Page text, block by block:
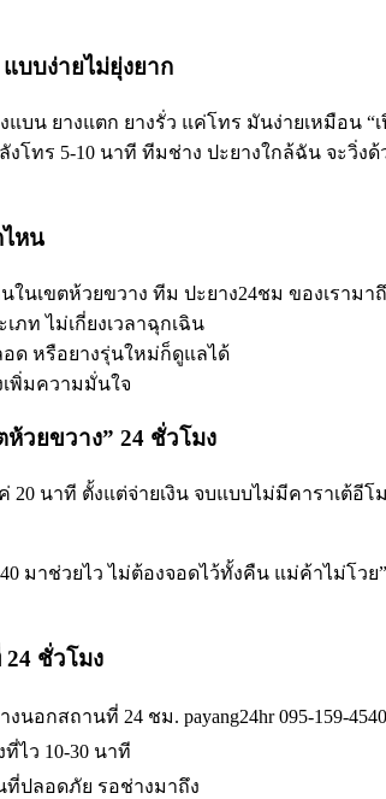
บบง่ายไม่ยุ่งยาก
ยางแบน ยางแตก ยางรั่ว แค่โทร มันง่ายเห
ทร 5-10 นาที ทีมช่าง ปะยางใกล้ฉัน จะวิ่ง
หน
เขตห้วยขวาง ทีม ปะยาง24ชม ของเรามา
ท ไม่เกี่ยงเวลาฉุกเฉิน
ด หรือยางรุ่นใหม่ก็ดูแลได้
เพิ่มความมั่นใจ
วยขวาง” 24 ชั่วโมง
นาที ตั้งแต่จ่ายเงิน จบแบบไม่มีคาราเต้อี
มาช่วยไว ไม่ต้องจอดไว้ทั้งคืน แม่ค้าไม่โวย”
24 ชั่วโมง
งนอกสถานที่ 24 ชม. payang24hr 095-159-4540
ไว 10-30 นาที
ที่ปลอดภัย รอช่างมาถึง